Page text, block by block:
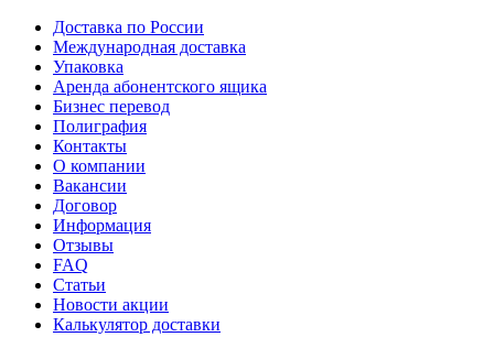
Доставка по России
Международная доставка
Упаковка
Аренда абонентского ящика
Бизнес перевод
Полиграфия
Контакты
О компании
Вакансии
Договор
Информация
Отзывы
FAQ
Статьи
Новости акции
Калькулятор доставки